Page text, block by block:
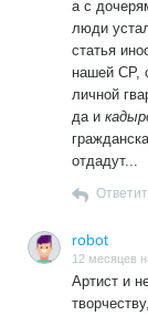
а с
люди
статья
нашей СР,
личной
да и
отдадут...
robot
12 месяцев
Артист и